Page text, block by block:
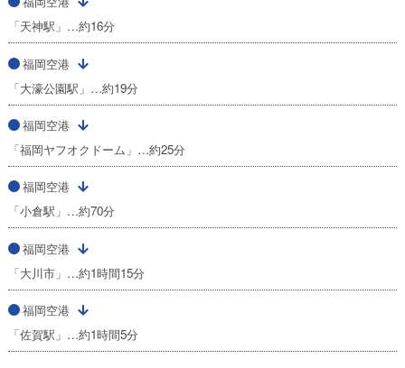
「天神駅」…約16分
福岡空港
「大濠公園駅」…約19分
福岡空港
「福岡ヤフオクドーム」…約25分
福岡空港
「小倉駅」…約70分
福岡空港
「大川市」…約1時間15分
福岡空港
「佐賀駅」…約1時間5分